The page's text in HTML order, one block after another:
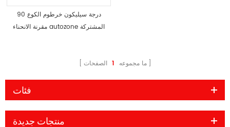
90 درجة سيليكون خرطوم الكوع
مقرنة الانحناء autozone المشتركة
ما مجموعه 1 الصفحات
فئات
منتجات جديدة